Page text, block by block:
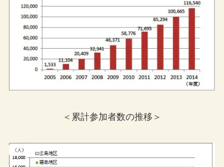
＜累計参加者数の推移＞